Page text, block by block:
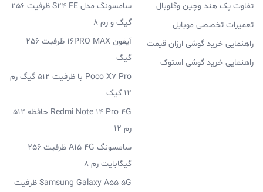
تفاوت پک هند وچین وگلوبال
تعمیرات تخصصی موبایل
راهنمایی خرید گوشی ارزان قیمت
راهنمایی خرید گوشی استوک
سامسونگ مدل S24 FE ظرفیت 256
گیگ و رم 8
آیفون 16PRO MAX ظرفیت 256
گیگ
Poco X7 Pro با ظرفیت 512 گیگ رم
12 گیگ
Redmi Note 14 Pro 4G حافظه 512
رم 12
سامسونگ A15 4G ظرفیت 256
گیگابایت رم 8
Samsung Galaxy A55 5G ظرفیت